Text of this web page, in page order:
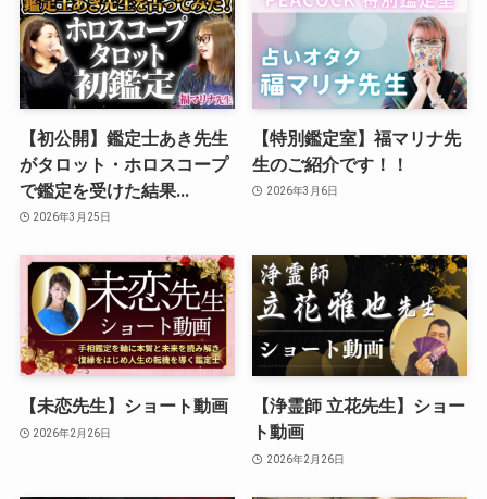
【初公開】鑑定士あき先生
がタロット・ホロスコープ
で鑑定を受けた結果…
2026年3月25日
【特別鑑定室】福マリナ先
生のご紹介です！！
2026年3月6日
【未恋先生】ショート動画
2026年2月26日
【浄霊師 立花先生】ショー
ト動画
2026年2月26日